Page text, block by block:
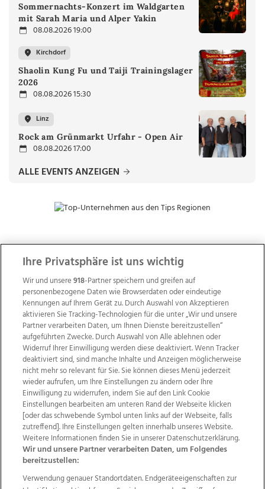
Sommernachts-Konzert im Waldgarten
mit Sarah Maria und Alper Yakin
08.08.2026 19:00
Kirchdorf
Shaolin Kung Fu und Taiji Trainingslager
2026
08.08.2026 15:30
Linz
Rock am Grünmarkt Urfahr - Open Air
08.08.2026 17:00
ALLE EVENTS ANZEIGEN
ZUR NACHRICHTENÜBERSICHT
Wir über uns Mediadaten Kontakt
Jobs
Datenschutz
Impressum
AGB Anzeigekunden
AGB Website
Ehrenkodex Politische Werbung
Weitere Angebote des Medienhauses Wimmer
Ihre Privatsphäre ist uns wichtig
Wir und unsere918-Partner speichern und greifen auf
personenbezogene Daten wie Browserdaten oder eindeutige
Kennungen auf Ihrem Gerät zu. Durch Auswahl von Akzeptieren
aktivieren Sie Tracking-Technologien für die unter „Wir und unsere
Partner verarbeiten Daten, um Ihnen Dienste bereitzustellen“
aufgeführten Zwecke. Durch Auswahl von Alle ablehnen oder
Widerruf Ihrer Einwilligung werden diese deaktiviert. Wenn Tracker
deaktiviert sind, sind manche Inhalte und Anzeigen möglicherweise
nicht mehr so relevant für Sie. Sie können dieses Menü jederzeit
wieder aufrufen, um Ihre Einstellungen zu ändern oder Ihre
Einwilligung zu widerrufen, indem Sie auf den Link Cookie
Einstellungen bearbeiten am unteren Rand der Webseite klicken
[oder das schwebende Symbol unten links auf der Webseite, falls
zutreffend]. Ihre Einstellungen gelten innerhalb unseres Website.
Weitere Informationen finden Sie in unserer Datenschutzerklärung.
Wir und unsere Partner verarbeiten Daten, um Folgendes
bereitzustellen:
Verwendung genauer Standortdaten. Endgeräteeigenschaften zur